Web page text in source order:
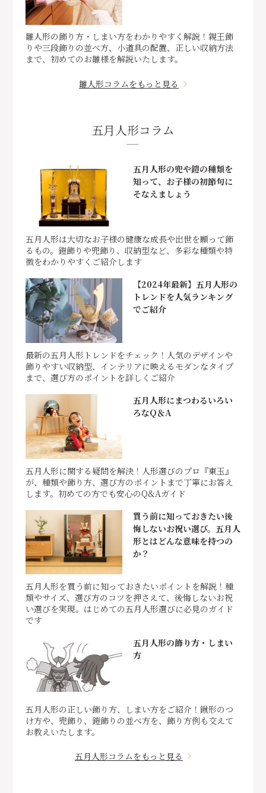
雛人形の飾り方・しまい方をわかりやすく解説！親王飾
りや三段飾りの並べ方、小道具の配置、正しい収納方法
まで、初めてのお雛様を解説いたします。
雛人形コラムをもっと見る
五月人形コラム
五月人形の兜や鎧の種類を
知って、お子様の初節句に
そなえましょう
五月人形は大切なお子様の健康な成長や出世を願って飾
るもの。鎧飾りや兜飾り、収納型など、多彩な種類や特
徴をわかりやすくご紹介します
【2024年最新】五月人形の
トレンドを人気ランキング
でご紹介
最新の五月人形トレンドをチェック！人気のデザインや
飾りやすい収納型、インテリアに映えるモダンなタイプ
まで、選び方のポイントを詳しくご紹介
五月人形にまつわるいろい
ろなQ＆A
五月人形に関する疑問を解決！人形選びのプロ『東玉』
が、種類や飾り方、選び方のポイントまで丁寧にお答え
します。初めての方でも安心のQ&Aガイド
買う前に知っておきたい後
悔しないお祝い選び。五月人
形とはどんな意味を持つの
か？
五月人形を買う前に知っておきたいポイントを解説！種
類やサイズ、選び方のコツを押さえて、後悔しないお祝
い選びを実現。はじめての五月人形選びに必見のガイド
です
五月人形の飾り方・しまい
方
五月人形の正しい飾り方、しまい方をご紹介！鍬形のつ
け方や、兜飾り、鎧飾りの並べ方を、飾り方例も交えて
お教えいたします。
五月人形コラムをもっと見る